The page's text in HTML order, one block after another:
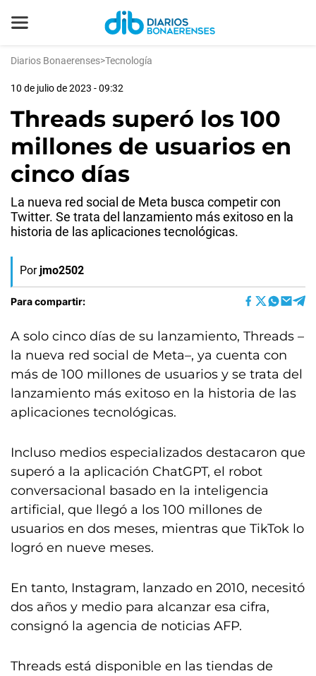
Diarios Bonaerenses>Tecnología
10 de julio de 2023 - 09:32
Threads superó los 100
millones de usuarios en
cinco días
La nueva red social de Meta busca competir con
Twitter. Se trata del lanzamiento más exitoso en la
historia de las aplicaciones tecnológicas.
Por jmo2502
Para compartir:
A solo cinco días de su lanzamiento, Threads –
la nueva red social de Meta–, ya cuenta con
más de 100 millones de usuarios y se trata del
lanzamiento más exitoso en la historia de las
aplicaciones tecnológicas.
Incluso medios especializados destacaron que
superó a la aplicación ChatGPT, el robot
conversacional basado en la inteligencia
artificial, que llegó a los 100 millones de
usuarios en dos meses, mientras que TikTok lo
logró en nueve meses.
En tanto, Instagram, lanzado en 2010, necesitó
dos años y medio para alcanzar esa cifra,
consignó la agencia de noticias AFP.
Threads está disponible en las tiendas de